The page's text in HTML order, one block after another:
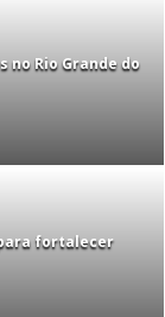
no Rio Grande do
fortalecer